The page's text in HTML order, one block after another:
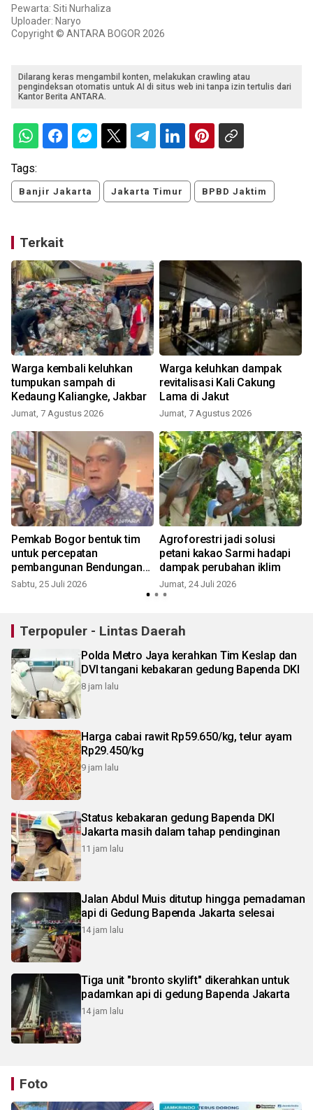
Pewarta: Siti Nurhaliza
Uploader: Naryo
Copyright © ANTARA BOGOR 2026
Dilarang keras mengambil konten, melakukan crawling atau
pengindeksan otomatis untuk AI di situs web ini tanpa izin tertulis dari
Kantor Berita ANTARA.
Tags:
Banjir Jakarta Jakarta Timur BPBD Jaktim
Terkait
Warga kembali keluhkan
tumpukan sampah di
Kedaung Kaliangke, Jakbar
Jumat, 7 Agustus 2026
Warga keluhkan dampak
revitalisasi Kali Cakung
Lama di Jakut
Jumat, 7 Agustus 2026
Pemkab Bogor bentuk tim
untuk percepatan
pembangunan Bendungan
Cijurey
Sabtu, 25 Juli 2026
Agroforestri jadi solusi
petani kakao Sarmi hadapi
dampak perubahan iklim
Jumat, 24 Juli 2026
Terpopuler - Lintas Daerah
Polda Metro Jaya kerahkan Tim Keslap dan
DVI tangani kebakaran gedung Bapenda DKI
8 jam lalu
Harga cabai rawit Rp59.650/kg, telur ayam
Rp29.450/kg
9 jam lalu
Status kebakaran gedung Bapenda DKI
Jakarta masih dalam tahap pendinginan
11 jam lalu
Jalan Abdul Muis ditutup hingga pemadaman
api di Gedung Bapenda Jakarta selesai
14 jam lalu
Tiga unit "bronto skylift" dikerahkan untuk
padamkan api di gedung Bapenda Jakarta
14 jam lalu
Foto